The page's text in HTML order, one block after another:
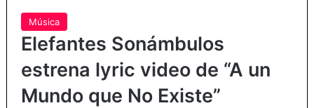
Música
Elefantes Sonámbulos
estrena lyric video de “A un
Mundo que No Existe”